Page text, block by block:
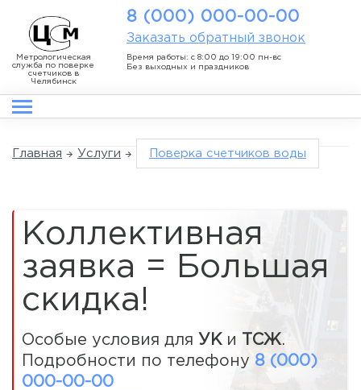
Метрологическая
служба по поверке
счетчиков в
Челябинск
8 (000) 000-00-00
Заказать обратный звонок
Время работы: с 8:00 до 19:00 пн-вс
Без выходных и праздников
Главная Услуги Поверка счетчиков воды
Коллективная
заявка = Большая
скидка!
Особые условия для УК и ТСЖ.
Подробности по телефону 8 (000)
000-00-00